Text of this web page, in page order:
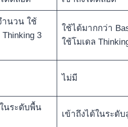
ำนวน ใช้
Thinking 3
ใช้ได้มากกว่า
ใช้โมเดล
ไม่มี
นระดับพื้น
เข้าถึงได้ในระดับ